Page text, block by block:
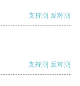
支持[0] 反对[0]
支持[0] 反对[0]